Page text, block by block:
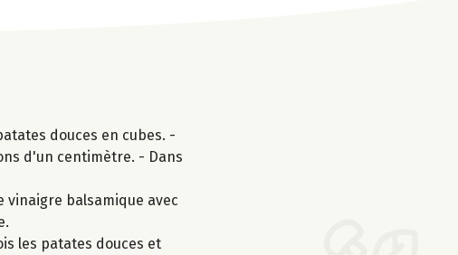
douces en cubes. -
d'un centimètre. - Dans
vinaigre balsamique avec
les patates douces et